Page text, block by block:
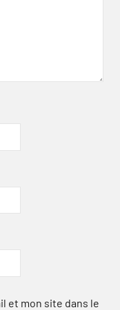
et mon site dans le